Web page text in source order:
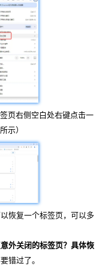
页右侧空白处右键点击一
示）
恢复一个标签页，可以多
意外关闭的标签页？具体恢
错过了。